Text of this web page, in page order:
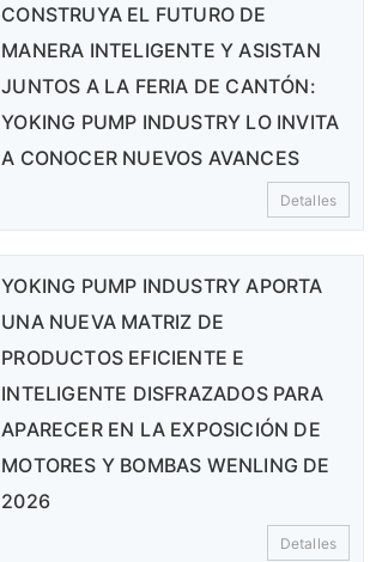
CONSTRUYA EL FUTURO DE
MANERA INTELIGENTE Y ASISTAN
JUNTOS A LA FERIA DE CANTÓN:
YOKING PUMP INDUSTRY LO INVITA
A CONOCER NUEVOS AVANCES
Detalles
YOKING PUMP INDUSTRY APORTA
UNA NUEVA MATRIZ DE
PRODUCTOS EFICIENTE E
INTELIGENTE DISFRAZADOS PARA
APARECER EN LA EXPOSICIÓN DE
MOTORES Y BOMBAS WENLING DE
2026
Detalles